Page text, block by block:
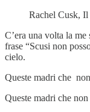
Rachel Cusk,
C’era una volta la
frase “Scusi non
cielo.
Queste madri che
Queste madri che